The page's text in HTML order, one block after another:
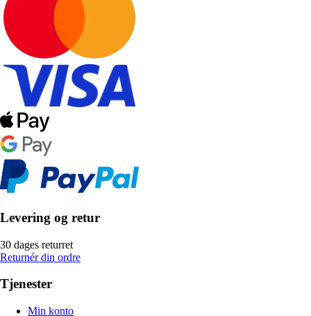
Levering og retur
30 dages returret
Returnér din ordre
Tjenester
Min konto